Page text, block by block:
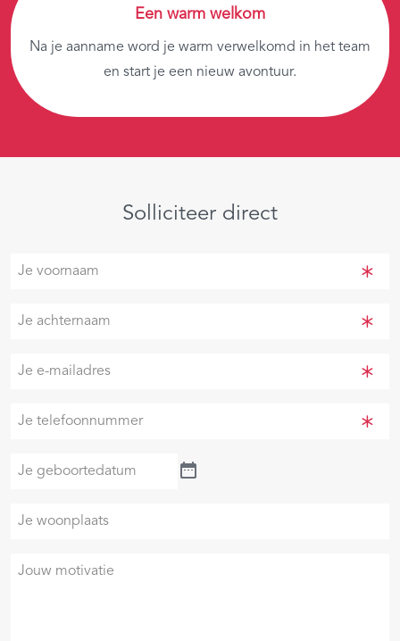
Een warm welkom
Na je aanname word je warm verwelkomd in het team
en start je een nieuw avontuur.
Solliciteer direct
Je
Je
Je
(Vereist)
Je
Je
geboortedatum
Je
woonplaats
Je